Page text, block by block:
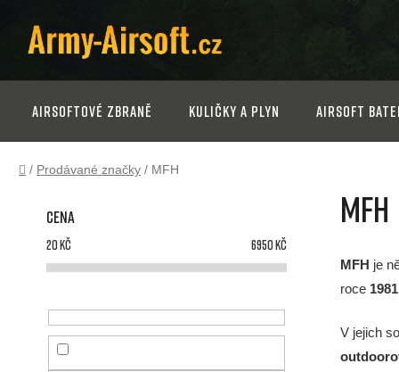
obsah
Airsoftové zbraně Kuličky a plyn Airsoft
Domů
/ Prodávané značky / MFH
P
Cena
20Kč 6950Kč
MFH
MFH je
roce 1981
V jejich